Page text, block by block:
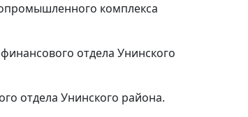
комплекса
отдела Унинского
отдела Унинского района.